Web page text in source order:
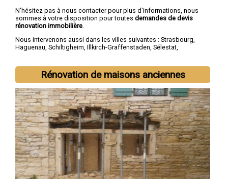
N'hésitez pas à nous contacter pour plus d'informations, nous
sommes à votre disposition pour toutes demandes de devis
rénovation immobilière
Nous intervenons aussi dans les villes suivantes : Strasbourg,
Haguenau, Schiltigheim, Illkirch-Graffenstaden, Sélestat,
Rénovation de maisons anciennes